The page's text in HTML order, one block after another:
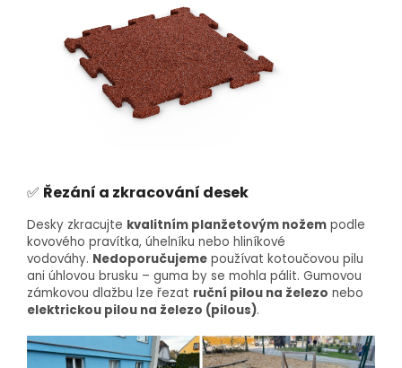
✅ Řezání a zkracování desek
Desky zkracujte kvalitním planžetovým nožem podle
kovového pravítka, úhelníku nebo hliníkové
vodováhy. Nedoporučujeme používat kotoučovou pilu
ani úhlovou brusku – guma by se mohla pálit. Gumovou
zámkovou dlažbu lze řezat ruční pilou na železo nebo
elektrickou pilou na železo (pilous).